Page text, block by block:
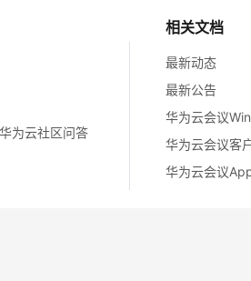
相关文档
最新动态
最新公告
为云社区问答